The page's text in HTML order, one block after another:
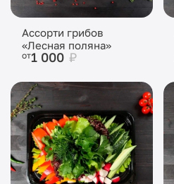
Ассорти грибов
«Лесная поляна»
от1 000 ₽